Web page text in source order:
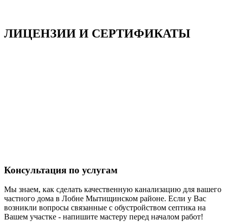
ЛИЦЕНЗИИ И СЕРТИФИКАТЫ
Консультация по услугам
Мы знаем, как сделать качественную канализацию для вашего
частного дома в Лобне Мытищинском районе. Если у Вас
возникли вопросы связанные с обустройством септика на
Вашем участке - напишите мастеру перед началом работ!